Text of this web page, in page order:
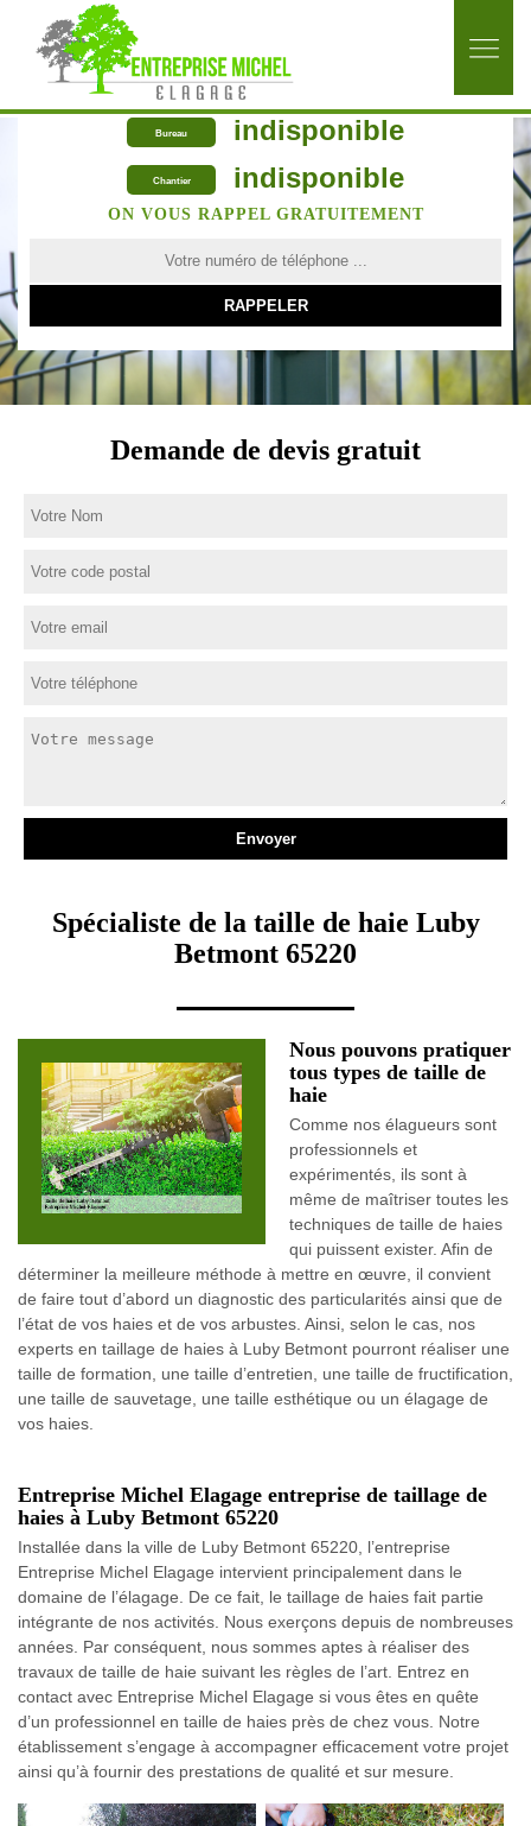
Bureau indisponible
Chantier indisponible
ON VOUS RAPPEL GRATUITEMENT
Demande de devis gratuit
Spécialiste de la taille de haie Luby
Betmont 65220
Nous pouvons pratiquer
tous types de taille de
haie
Comme nos élagueurs sont
professionnels et
expérimentés, ils sont à
même de maîtriser toutes les
techniques de taille de haies
qui puissent exister. Afin de
déterminer la meilleure méthode à mettre en œuvre, il convient
de faire tout d’abord un diagnostic des particularités ainsi que de
l’état de vos haies et de vos arbustes. Ainsi, selon le cas, nos
experts en taillage de haies à Luby Betmont pourront réaliser une
taille de formation, une taille d’entretien, une taille de fructification,
une taille de sauvetage, une taille esthétique ou un élagage de
vos haies.
Entreprise Michel Elagage entreprise de taillage de
haies à Luby Betmont 65220
Installée dans la ville de Luby Betmont 65220, l’entreprise
Entreprise Michel Elagage intervient principalement dans le
domaine de l’élagage. De ce fait, le taillage de haies fait partie
intégrante de nos activités. Nous exerçons depuis de nombreuses
années. Par conséquent, nous sommes aptes à réaliser des
travaux de taille de haie suivant les règles de l’art. Entrez en
contact avec Entreprise Michel Elagage si vous êtes en quête
d’un professionnel en taille de haies près de chez vous. Notre
établissement s’engage à accompagner efficacement votre projet
ainsi qu’à fournir des prestations de qualité et sur mesure.